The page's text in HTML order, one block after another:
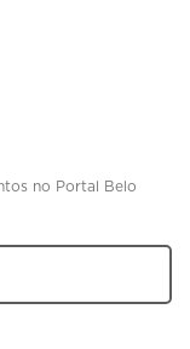
no Portal Belo